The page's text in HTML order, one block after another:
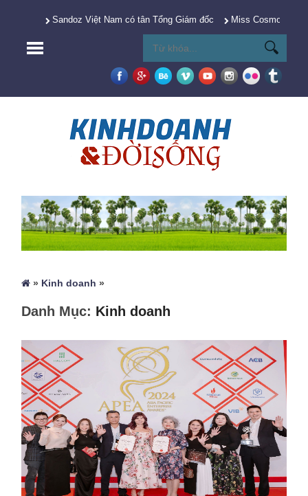
Sandoz Việt Nam có tân Tổng Giám đốc Miss Cosmo 2025
» Kinh doanh »
Danh Mục: Kinh doanh